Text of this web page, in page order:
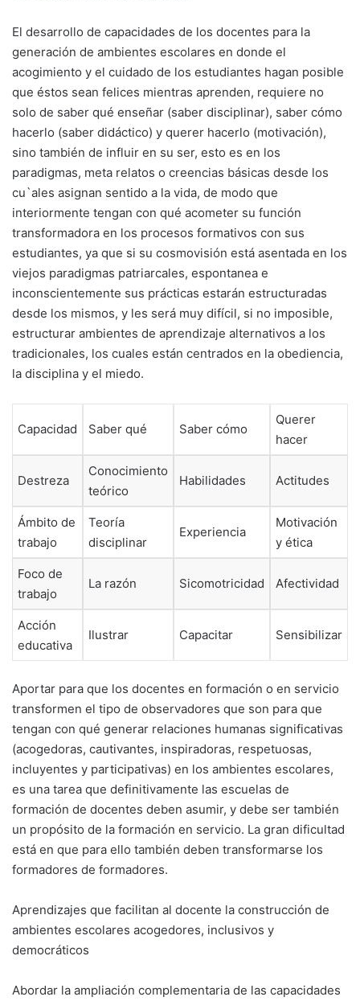
El desarrollo de capacidades de los docentes para la
generación de ambientes escolares en donde el
acogimiento y el cuidado de los estudiantes hagan posible
que éstos sean felices mientras aprenden, requiere no
solo de saber qué enseñar (saber disciplinar), saber cómo
hacerlo (saber didáctico) y querer hacerlo (motivación),
sino también de influir en su ser, esto es en los
paradigmas, meta relatos o creencias básicas desde los
cu`ales asignan sentido a la vida, de modo que
interiormente tengan con qué acometer su función
transformadora en los procesos formativos con sus
estudiantes, ya que si su cosmovisión está asentada en los
viejos paradigmas patriarcales, espontanea e
inconscientemente sus prácticas estarán estructuradas
desde los mismos, y les será muy difícil, si no imposible,
estructurar ambientes de aprendizaje alternativos a los
tradicionales, los cuales están centrados en la obediencia,
la disciplina y el miedo.
Capacidad Saber qué Saber cómo
Querer
hacer
Destreza
Conocimiento
teórico
Habilidades Actitudes
Ámbito de
trabajo
Teoría
disciplinar
Experiencia
Motivación
y ética
Foco de
trabajo
La razón Sicomotricidad Afectividad
Acción
educativa
Ilustrar Capacitar Sensibilizar
Aportar para que los docentes en formación o en servicio
transformen el tipo de observadores que son para que
tengan con qué generar relaciones humanas significativas
(acogedoras, cautivantes, inspiradoras, respetuosas,
incluyentes y participativas) en los ambientes escolares,
es una tarea que definitivamente las escuelas de
formación de docentes deben asumir, y debe ser también
un propósito de la formación en servicio. La gran dificultad
está en que para ello también deben transformarse los
formadores de formadores.
Aprendizajes que facilitan al docente la construcción de
ambientes escolares acogedores, inclusivos y
democráticos
Abordar la ampliación complementaria de las capacidades